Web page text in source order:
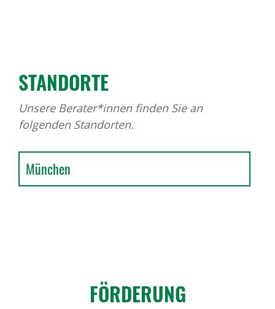
STAND­ORTE
Unsere Berater*innen finden Sie an
folgenden Standorten.
München
FÖRDE­RUNG